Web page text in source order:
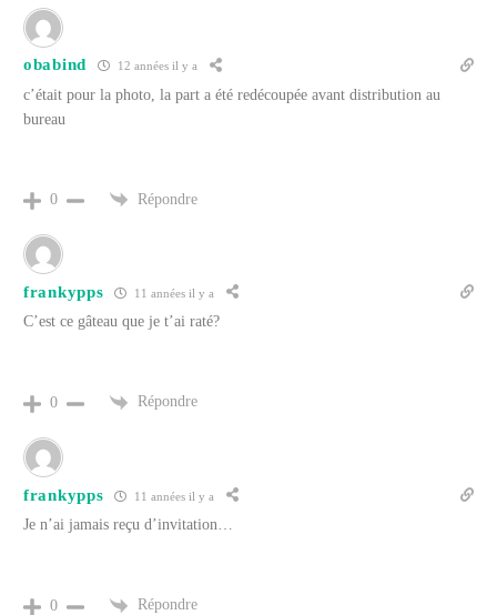
obabind 12 années il y a
c’était pour la photo, la part a été redécoupée avant distribution au
bureau
0 Répondre
frankypps 11 années il y a
C’est ce gâteau que je t’ai raté?
0 Répondre
frankypps 11 années il y a
Je n’ai jamais reçu d’invitation…
0 Répondre